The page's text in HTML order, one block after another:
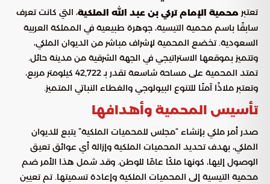
تعتبر محمية الإمام تركي بن عبد الله الملكية، التي كانت تعرف
سابقًا باسم محمية التيسية، جوهرة طبيعية في المملكة العربية
السعودية. تخضع المحمية لإشراف مباشر من الديوان الملكي،
وتتميز بموقعها الاستراتيجي في الجهة الشرقية من مدينة حائل.
تمتد المحمية على مساحة شاسعة تقدر بـ 42,722 كيلومتر مربع،
وتعتبر ملاذًا آمنًا للتنوع البيولوجي والغطاء النباتي المتميز.
تأسيس المحمية وأهدافها
صدر أمر ملكي بإنشاء “مجلس للمحميات الملكية” يتبع للديوان
الملكي، بهدف تحديد المحميات الملكية وإزالة أي عوائق تعيق
الوصول إليها، كونها ملكًا عامًا للوطن. وقد شمل هذا الأمر ضم
محمية التيسية إلى المحميات الملكية وإعادة تسميتها. تم تعيين